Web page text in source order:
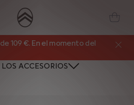
109 €. En el momento del
ACCESORIOS